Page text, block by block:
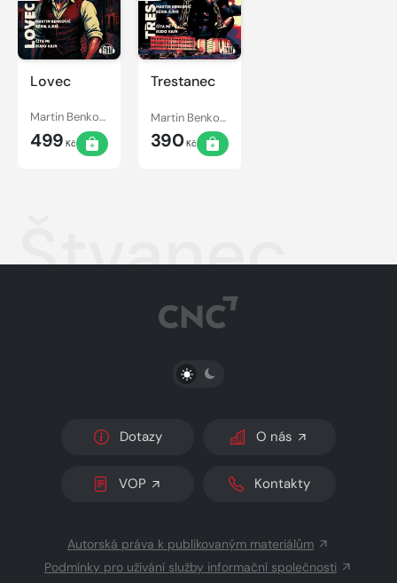
Lovec
Martin Benkovič
499 Kč
Trestanec
Martin Benkovič
390Kč
Štvanec
PŘEPNOUT SVĚTLÝ/TMAVÝ REŽIM
Dotazy O nás
VOP Kontakty
Autorská práva k publikovaným materiálům
Podmínky pro užívání služby informační společnosti